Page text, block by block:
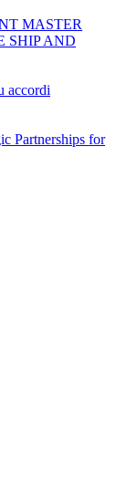
MASTER
SHIP AND
accordi
Partnerships for